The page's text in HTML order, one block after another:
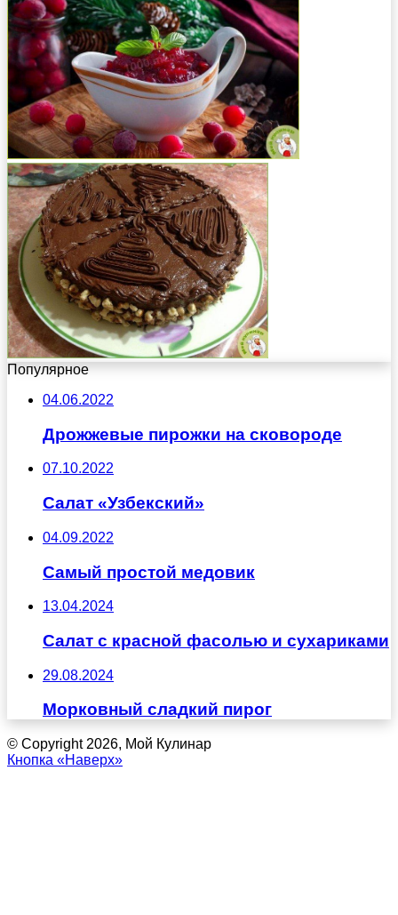
Популярное
04.06.2022
Дрожжевые пирожки на сковороде
07.10.2022
Салат «Узбекский»
04.09.2022
Самый простой медовик
13.04.2024
Салат с красной фасолью и сухариками
29.08.2024
Морковный сладкий пирог
© Copyright 2026, Мой Кулинар
Кнопка «Наверх»